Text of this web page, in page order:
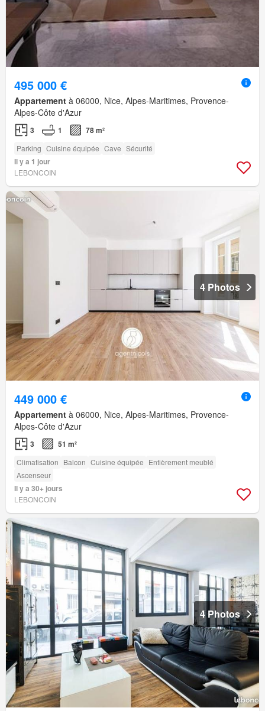
495 000 €
Appartement à 06000, Nice, Alpes-Maritimes, Provence-
Alpes-Côte d'Azur
3 1 78 m²
Parking Cuisine équipée Cave Sécurité
Il y a 1 jour
LEBONCOIN
4 Photos
449 000 €
Appartement à 06000, Nice, Alpes-Maritimes, Provence-
Alpes-Côte d'Azur
3 51 m²
Climatisation Balcon Cuisine équipée Entièrement meublé
Ascenseur
Il y a 30+ jours
LEBONCOIN
4 Photos